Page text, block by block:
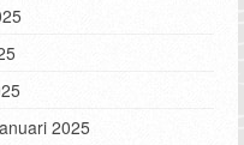
2025